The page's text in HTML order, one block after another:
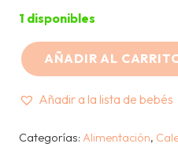
1 disponibles
MONTIICO
JAR
AÑADIR AL
Añadir a la lista de bebés
Categorías: Alimentación,